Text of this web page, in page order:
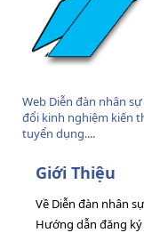
Web Diễn đàn nhân
đổi kinh nghiệm kiến
tuyển dụng....
Giới Thiệu
Về Diễn đàn nhân sự
Hướng dẫn đăng